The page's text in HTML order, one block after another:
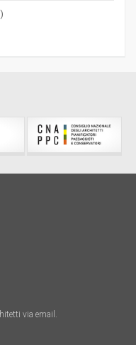
via email.